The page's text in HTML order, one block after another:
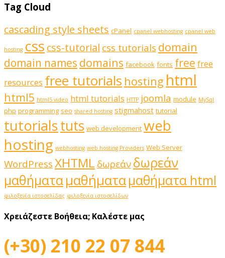
Tag Cloud
cascading style sheets cPanel cpanel webhosting cpanel web
hosting css css-tutorial css tutorials domain
domain names domains facebook fonts free free
resources free tutorials hosting html
html5 html5 video html tutorials HTTP joomla module MySql
php programming seo shared hosting stigmahost tutorial
tutorialstuts web development web
hosting webhosting web hosting Providers Web Server
WordPressXHTML δωρεάνδωρεάν
μαθήματαμαθήματαμαθήματα html
φιλοξενία ιστοσελίδας φιλοξενία ιστοσελίδων
Χρειάζεστε Βοήθεια; Καλέστε μας
(+30) 210 22 07 844